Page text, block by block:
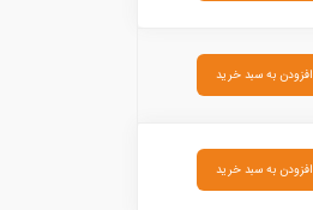
افزودن به سبد خرید
افزودن به سبد خرید